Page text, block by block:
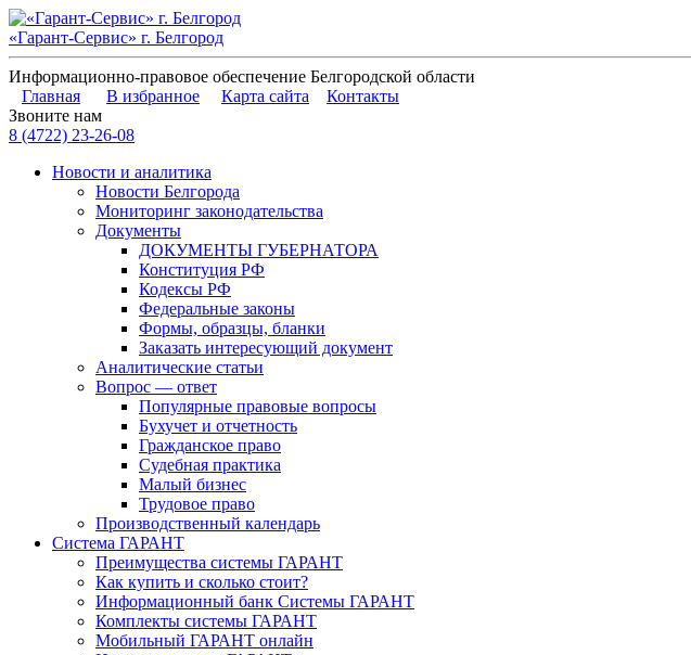
«Гарант-Сервис» г. Белгород
Информационно-правовое обеспечение Белгородской области
Главная
В избранное Карта сайта
Контакты
Звоните нам
8 (4722) 23-26-08
Новости и аналитика
Новости Белгорода
Мониторинг законодательства
Документы
ДОКУМЕНТЫ ГУБЕРНАТОРА
Конституция РФ
Кодексы РФ
Федеральные законы
Формы, образцы, бланки
Заказать интересующий документ
Аналитические статьи
Вопрос — ответ
Популярные правовые вопросы
Бухучет и отчетность
Гражданское право
Судебная практика
Малый бизнес
Трудовое право
Производственный календарь
Система ГАРАНТ
Преимущества системы ГАРАНТ
Как купить и сколько стоит?
Информационный банк Системы ГАРАНТ
Комплекты системы ГАРАНТ
Мобильный ГАРАНТ онлайн